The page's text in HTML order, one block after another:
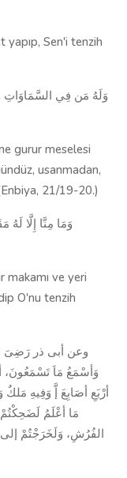
yapıp, Sen'i tenzih
وَلَهُ مَن فِي السَّمَاوَاتِ
gurur meselesi
usanmadan,
21/19-20.)
وَمَا مِنَّا إِلَّا لَهُ
ve yeri
O'nu tenzih
وعن أبى ذر رَضِىَ
وَأسْمَعُ مَاَ تَسْمَعُونَ،
أرْبَعِ أصَابِعَ إَّ وَفِيهِ
مَا أعْلَمُ لَضَحِكْتُمْ
الفُرُشِ، وَلَخَرَجْتُمْ